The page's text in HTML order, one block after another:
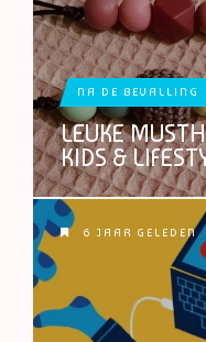
NA DE BEVALLING
LEUKE
KIDS &
6 JAAR GELEDEN